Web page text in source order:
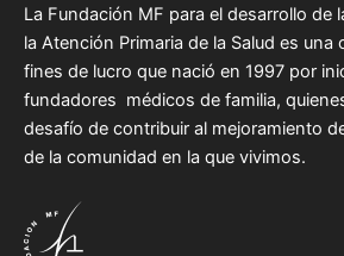
La Fundación MF para el desarrollo de
la Atención Primaria de la Salud es una
fines de lucro que nació en 1997 por
fundadores médicos de familia,
desafío de contribuir al mejoramiento
de la comunidad en la que vivimos.